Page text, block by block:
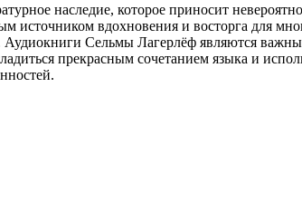
наследие, которое приносит
источником вдохновения и восторга для
Сельмы Лагерлёф являются
прекрасным сочетанием языка и